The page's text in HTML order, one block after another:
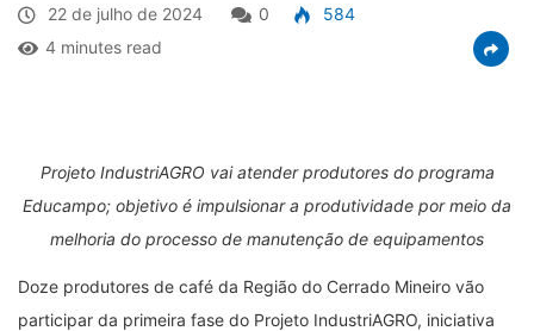
22 de julho de 2024 0
584
4 minutes read
Projeto IndustriAGRO vai atender produtores do programa
Educampo; objetivo é impulsionar a produtividade por meio da
melhoria do processo de manutenção de equipamentos
Doze produtores de café da Região do Cerrado Mineiro vão
participar da primeira fase do Projeto IndustriAGRO, iniciativa